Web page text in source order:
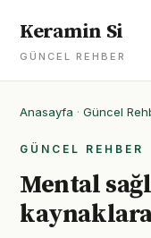
Keramin Si
GÜNCEL REHBER
Anasayfa · Güncel
GÜNCEL REHBER
Mental
kaynaklara